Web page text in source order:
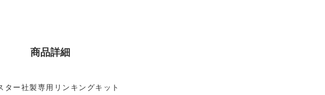
商品詳細
ター社製専用リンキングキット